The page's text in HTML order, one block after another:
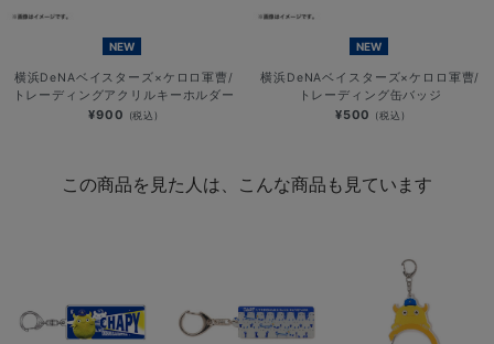
NEW
横浜DeNAベイスターズ×ケロロ軍曹/
トレーディングアクリルキーホルダー
¥900 (税込)
NEW
横浜DeNAベイスターズ×ケロロ軍曹/
トレーディング缶バッジ
¥500 (税込)
この商品を見た人は、こんな商品も見ています